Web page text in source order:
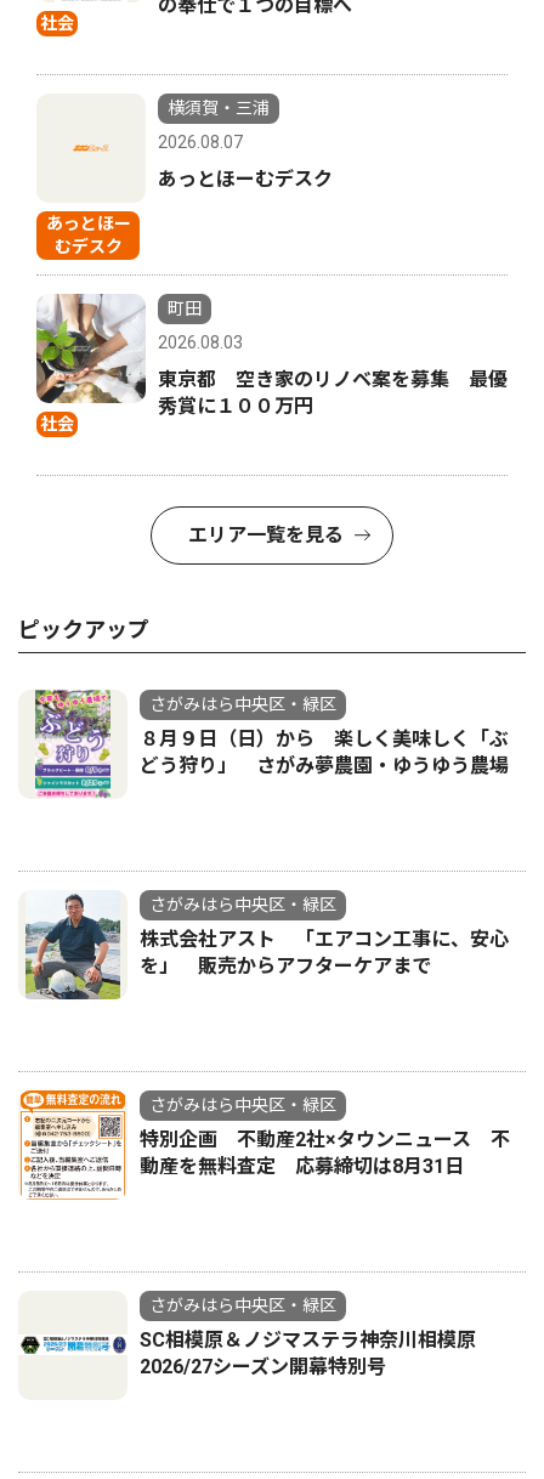
社会
の奉仕で１つの目標へ
あっとほー
むデスク
横須賀・三浦
2026.08.07
あっとほーむデスク
社会
町田
2026.08.03
東京都 空き家のリノベ案を募集 最優
秀賞に１００万円
エリア一覧を見る
ピックアップ
さがみはら中央区・緑区
８月９日（日）から 楽しく美味しく「ぶ
どう狩り」 さがみ夢農園・ゆうゆう農場
さがみはら中央区・緑区
株式会社アスト 「エアコン工事に、安心
を」 販売からアフターケアまで
さがみはら中央区・緑区
特別企画 不動産2社×タウンニュース 不
動産を無料査定 応募締切は8月31日
さがみはら中央区・緑区
SC相模原＆ノジマステラ神奈川相模原
2026/27シーズン開幕特別号